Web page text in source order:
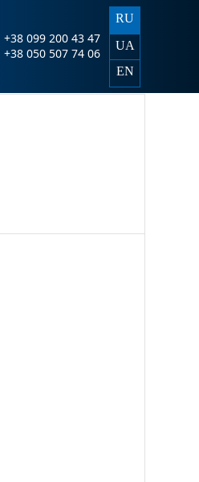
+38 099 200 43 47
+38 050 507 74 06
RU
UA
EN